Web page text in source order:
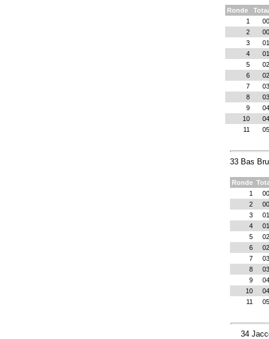
Ronde
1
2
3
4
5
6
7
8
9
10
11
33 Bas
Ronde
1
2
3
4
5
6
7
8
9
10
11
34